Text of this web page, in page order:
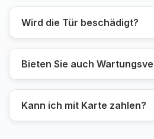
Wird die Tür beschädigt?
Bieten Sie auch
Kann ich mit Karte zahlen?